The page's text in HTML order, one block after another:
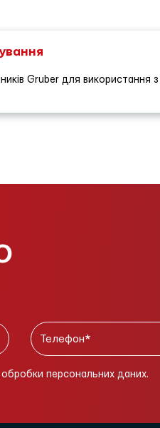
Gruber для використання
персональних даних.